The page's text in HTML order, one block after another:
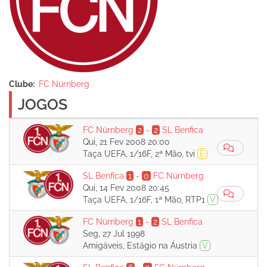
Clube FC Nürnberg
JOGOS
FC Nürnberg 2 - 2 SL Benfica
Qui, 21 Fev 2008 20:00
Taça UEFA, 1/16F, 2ª Mão, tvi
E
SL Benfica 1 - 0
FC Nürnberg
Qui, 14 Fev 2008 20:45
Taça UEFA, 1/16F, 1ª Mão, RTP1
V
FC Nürnberg 1 - 2 SL Benfica
Seg, 27 Jul 1998
Amigáveis, Estágio na Áustria V